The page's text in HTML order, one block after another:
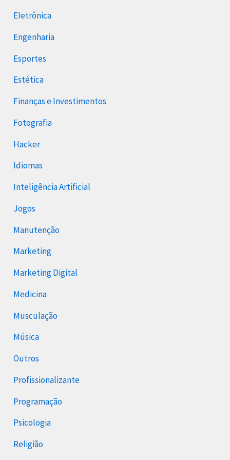
Eletrônica
Engenharia
Esportes
Estética
Finanças e Investimentos
Fotografia
Hacker
Idiomas
Inteligência Artificial
Jogos
Manutenção
Marketing
Marketing Digital
Medicina
Musculação
Música
Outros
Profissionalizante
Programação
Psicologia
Religião